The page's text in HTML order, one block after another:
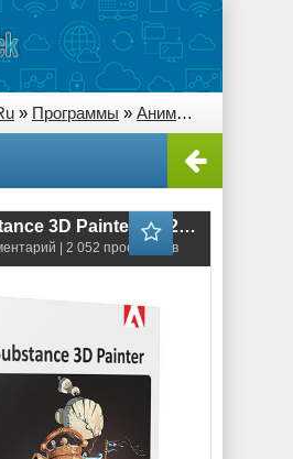
» Программы » Анимация и 3D
Adobe Substance 3D Painter 9.1.2.3332
| 2 052 просмотров